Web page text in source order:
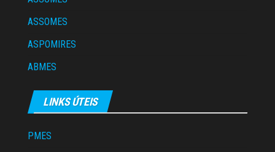
ASSOMES
ASPOMIRES
ABMES
LINKS ÚTEIS
PMES